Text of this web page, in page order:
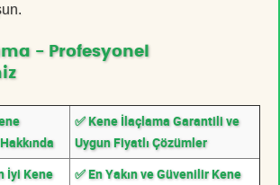
- Profesyonel
✅ Kene İlaçlama Garantili ve
Uygun Fiyatlı Çözümler
İyi Kene
✅ En Yakın ve Güvenilir Kene